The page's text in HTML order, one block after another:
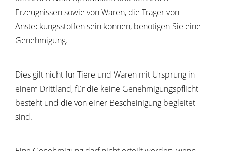
Erzeugnissen sowie von Waren, die Träger von
Ansteckungsstoffen sein können, benötigen Sie eine
Genehmigung.
Dies gilt nicht für Tiere und Waren mit Ursprung in
einem Drittland, für die keine Genehmigungspflicht
besteht und die von einer Bescheinigung begleitet
sind.